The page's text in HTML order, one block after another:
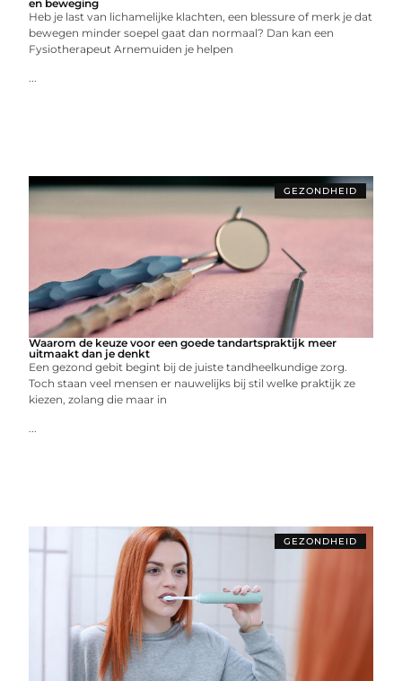
en beweging
Heb je last van lichamelijke klachten, een blessure of merk je dat
bewegen minder soepel gaat dan normaal? Dan kan een
Fysiotherapeut Arnemuiden je helpen
...
GEZONDHEID
Waarom de keuze voor een goede tandartspraktijk meer
uitmaakt dan je denkt
Een gezond gebit begint bij de juiste tandheelkundige zorg.
Toch staan veel mensen er nauwelijks bij stil welke praktijk ze
kiezen, zolang die maar in
...
GEZONDHEID